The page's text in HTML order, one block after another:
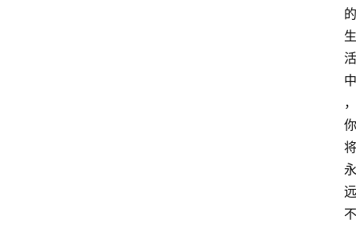
的
生
活
中
，
你
将
永
远
不